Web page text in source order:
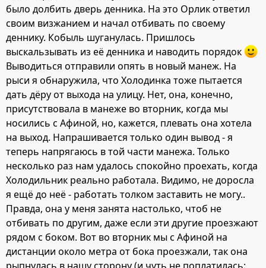
было долбить дверь денника. На это Орлик ответил
своим визжанием и начал отбивать по своему
деннику. Кобыль шуганулась. Пришлось
выскальзывать из её денника и наводить порядок
Выводиться отправили опять в новый манеж. На
рыси я обнаружила, что Холодинка тоже пытается
дать дёру от выхода на улицу. Нет, она, конечно,
присутствовала в манеже во вторник, когда мы
носились с Афиной, но, кажется, плевать она хотела
на выход. Напрашивается только один вывод - я
теперь напрягаюсь в той части манежа. Только
несколько раз нам удалось спокойно проехать, когда
Холодильник реально работала. Видимо, не доросла
я ещё до неё - работать толком заставить не могу..
Правда, она у меня занята настолько, чтоб не
отбивать по другим, даже если эти другие проезжают
рядом с боком. Вот во вторник мы с Афиной на
дистанции около метра от бока проезжали, так она